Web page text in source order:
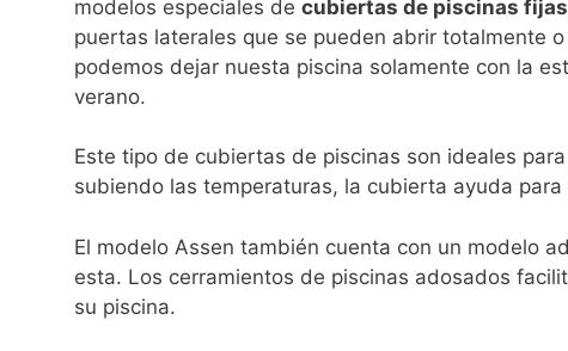
modelos especiales de cubiertas de piscinas fijas
puertas laterales que se pueden abrir totalmente
podemos dejar nuesta piscina solamente con la
verano.
Este tipo de cubiertas de piscinas son ideales
subiendo las temperaturas, la cubierta ayuda
El modelo Assen también cuenta con un modelo
esta. Los cerramientos de piscinas adosados
su piscina.